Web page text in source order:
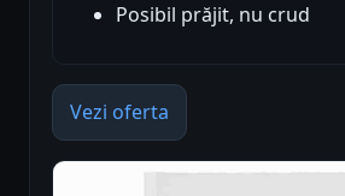
Posibil prăjit, nu crud
Vezi oferta